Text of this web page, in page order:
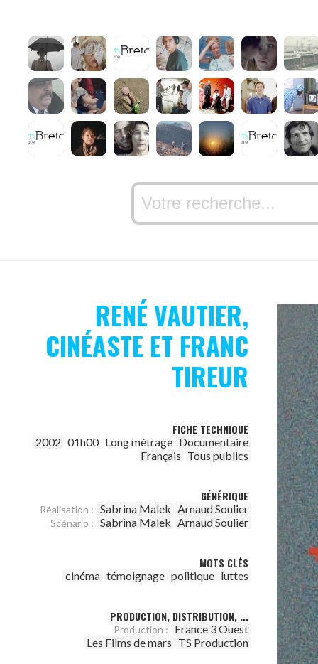
RENÉ VAUTIER,
CINÉASTE ET FRANC
TIREUR
FICHE TECHNIQUE
2002 01h00 Long métrage Documentaire
Français Tous publics
GÉNÉRIQUE
Réalisation : Sabrina Malek Arnaud Soulier
Scénario : Sabrina Malek Arnaud Soulier
MOTS CLÉS
cinéma témoignage politique luttes
PRODUCTION, DISTRIBUTION, ...
Production :
France 3 Ouest
Les Films de mars TS Production